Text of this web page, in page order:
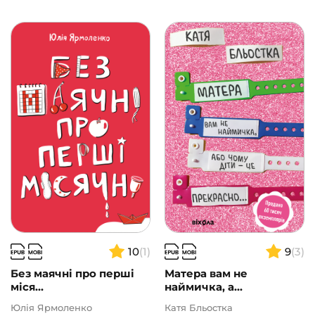
10(1)
Без маячні про перші
міся...
Юлія Ярмоленко
9(3)
Матера вам не
наймичка, а...
Катя Бльостка